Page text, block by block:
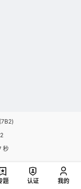
秒
题 认证 我的